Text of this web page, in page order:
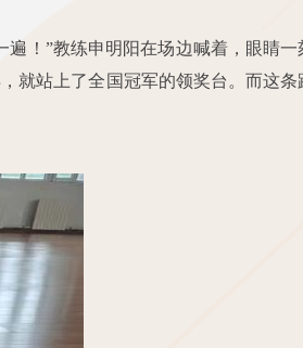
！”教练申明阳在场边喊着，眼睛一
就站上了全国冠军的领奖台。而这